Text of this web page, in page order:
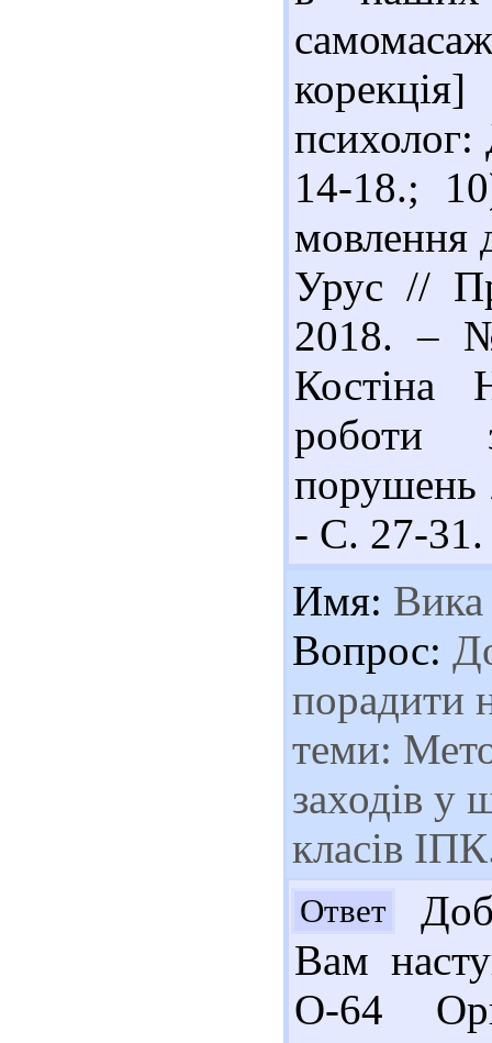
14-18.;
мовлення
Урус //
2018. –
Костіна
роботи
порушень
- С. 27-31.
Имя: Вика
Вопрос:
порадити
теми:
заходів у
класів
Ответ
Вам
О-64